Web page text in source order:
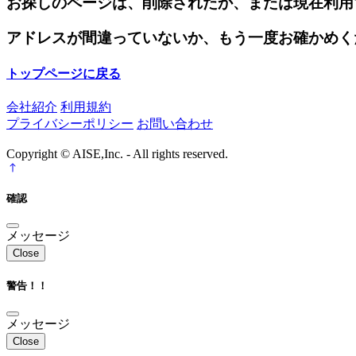
アドレスが間違っていないか、もう一度お確かめ
トップページに戻る
会社紹介 利用規約
プライバシーポリシー お問い合わせ
Copyright © AISE,Inc. - All rights reserved.
確認
メッセージ
Close
警告！！
メッセージ
Close